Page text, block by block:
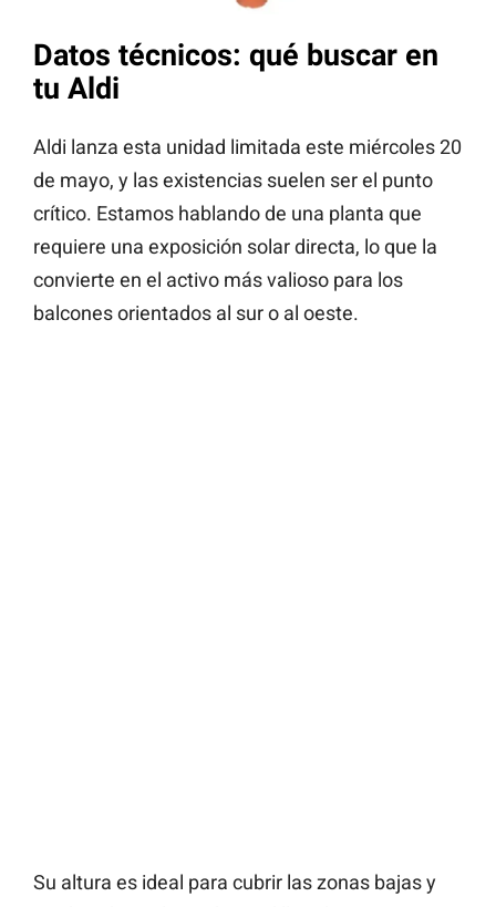
Datos técnicos: qué buscar en
tu Aldi
Aldi lanza esta unidad limitada este miércoles 20
de mayo, y las existencias suelen ser el punto
crítico. Estamos hablando de una planta que
requiere una exposición solar directa, lo que la
convierte en el activo más valioso para los
balcones orientados al sur o al oeste.
Su altura es ideal para cubrir las zonas bajas y